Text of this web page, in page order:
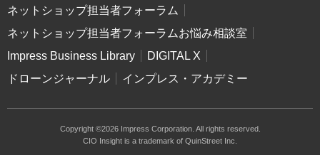
ネットショップ担当者フォーラム
ネットショップ担当者フォーラムお悩み相談室
Impress Business Library
DIGITAL X
ドローンジャーナル
インプレス・アカデミー
Copyright ©2026 Impress Corporation. All rights reserved.
CIO Insight is a trademark of QuinStreet Inc.